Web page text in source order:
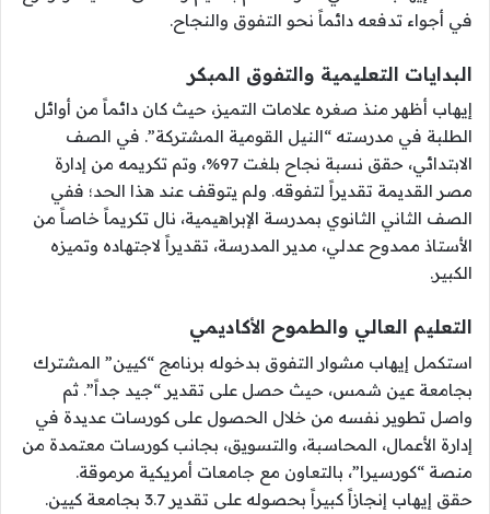
في أجواء تدفعه دائماً نحو التفوق والنجاح.
البدايات التعليمية والتفوق المبكر
إيهاب أظهر منذ صغره علامات التميز، حيث كان دائماً من أوائل
الطلبة في مدرسته “النيل القومية المشتركة”. في الصف
الابتدائي، حقق نسبة نجاح بلغت 97%، وتم تكريمه من إدارة
مصر القديمة تقديراً لتفوقه. ولم يتوقف عند هذا الحد؛ ففي
الصف الثاني الثانوي بمدرسة الإبراهيمية، نال تكريماً خاصاً من
الأستاذ ممدوح عدلي، مدير المدرسة، تقديراً لاجتهاده وتميزه
الكبير.
التعليم العالي والطموح الأكاديمي
استكمل إيهاب مشوار التفوق بدخوله برنامج “كيين” المشترك
بجامعة عين شمس، حيث حصل على تقدير “جيد جداً”. ثم
واصل تطوير نفسه من خلال الحصول على كورسات عديدة في
إدارة الأعمال، المحاسبة، والتسويق، بجانب كورسات معتمدة من
منصة “كورسيرا”، بالتعاون مع جامعات أمريكية مرموقة.
حقق إيهاب إنجازاً كبيراً بحصوله على تقدير 3.7 بجامعة كيين.